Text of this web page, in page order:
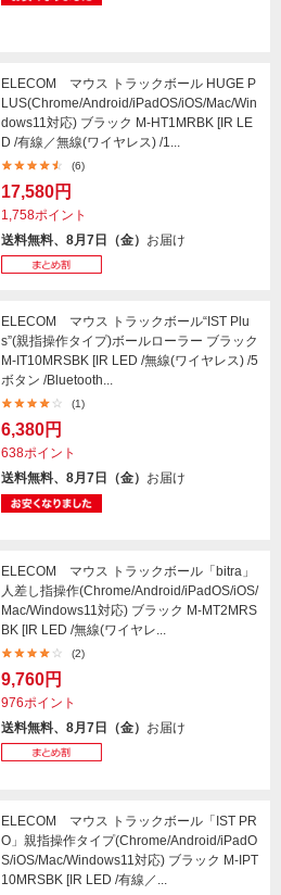
ELECOM マウス トラックボール HUGE P
LUS(Chrome/Android/iPadOS/iOS/Mac/Win
dows11対応) ブラック M-HT1MRBK [IR LE
D /有線／無線(ワイヤレス) /1...
(6)
17,580円
1,758ポイント
送料無料、8月7日（金） お届け
ELECOM マウス トラックボール“IST Plu
s”(親指操作タイプ)ボールローラー ブラック
M-IT10MRSBK [IR LED /無線(ワイヤレス) /5
ボタン /Bluetooth...
(1)
6,380円
638ポイント
送料無料、8月7日（金） お届け
ELECOM マウス トラックボール「bitra」
人差し指操作(Chrome/Android/iPadOS/iOS/
Mac/Windows11対応) ブラック M-MT2MRS
BK [IR LED /無線(ワイヤレ...
(2)
9,760円
976ポイント
送料無料、8月7日（金） お届け
ELECOM マウス トラックボール「IST PR
O」親指操作タイプ(Chrome/Android/iPadO
S/iOS/Mac/Windows11対応) ブラック M-IPT
10MRSBK [IR LED /有線／...